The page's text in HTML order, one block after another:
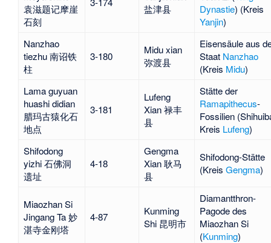
袁滋题记摩崖
石刻
盐津县
Dynastie) (Kreis
Yanjin)
Nanzhao
tiezhu 南诏铁
柱
3-180
Midu xian
弥渡县
Eisensäule aus
Staat Nanzhao
(Kreis Midu)
Lama guyuan
huashi didian
腊玛古猿化石
地点
3-181
Lufeng
Xian 禄丰
县
Stätte der
Ramapithecus-
Fossilien (
Kreis Lufeng)
Shifodong
yizhi 石佛洞
遗址
4-18
Gengma
Xian 耿马
县
Shifodong-Stätte
(Kreis Gengma)
Miaozhan Si
Jingang Ta 妙
湛寺金刚塔
4-87
Kunming
Shi 昆明市
Diamantthron-
Pagode des
Miaozhan Si
(Kunming)